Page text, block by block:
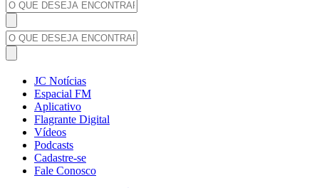
JC Notícias
Espacial FM
Aplicativo
Flagrante Digital
Vídeos
Podcasts
Cadastre-se
Fale Conosco